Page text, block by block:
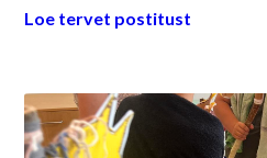
Loe tervet postitust